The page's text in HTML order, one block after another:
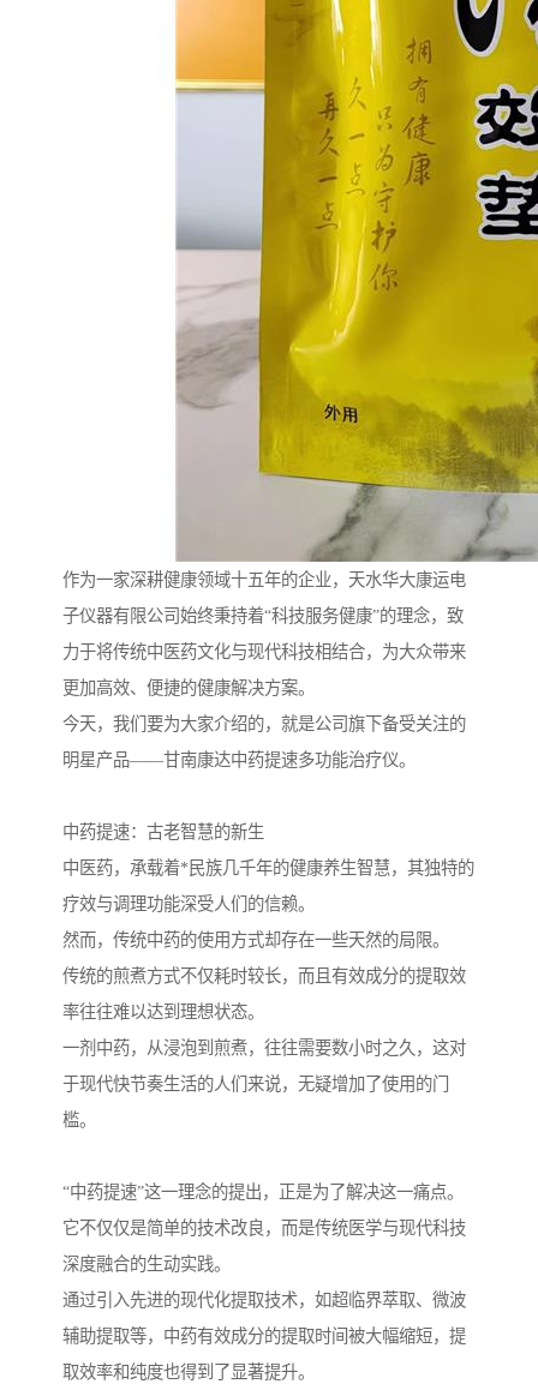
作为一家深耕健康领域十五年的企业，天水华大康运电
子仪器有限公司始终秉持着“科技服务健康”的理念，致
力于将传统中医药文化与现代科技相结合，为大众带来
更加高效、便捷的健康解决方案。
今天，我们要为大家介绍的，就是公司旗下备受关注的
明星产品——甘南康达中药提速多功能治疗仪。
中药提速：古老智慧的新生
中医药，承载着*民族几千年的健康养生智慧，其独特的
疗效与调理功能深受人们的信赖。
然而，传统中药的使用方式却存在一些天然的局限。
传统的煎煮方式不仅耗时较长，而且有效成分的提取效
率往往难以达到理想状态。
一剂中药，从浸泡到煎煮，往往需要数小时之久，这对
于现代快节奏生活的人们来说，无疑增加了使用的门
槛。
“中药提速”这一理念的提出，正是为了解决这一痛点。
它不仅仅是简单的技术改良，而是传统医学与现代科技
深度融合的生动实践。
通过引入先进的现代化提取技术，如超临界萃取、微波
辅助提取等，中药有效成分的提取时间被大幅缩短，提
取效率和纯度也得到了显著提升。